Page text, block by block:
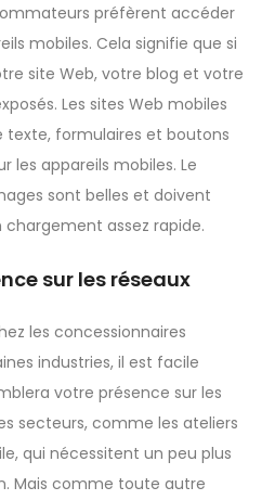
préfèrent accéder
mobiles. Cela signifie que si
site Web, votre blog et votre
Les sites Web mobiles
texte, formulaires et boutons
les appareils mobiles. Le
sont belles et doivent
assez rapide.
sur les réseaux
les concessionnaires
industries, il est facile
votre présence sur les
secteurs, comme les ateliers
qui nécessitent un peu plus
Mais comme toute autre